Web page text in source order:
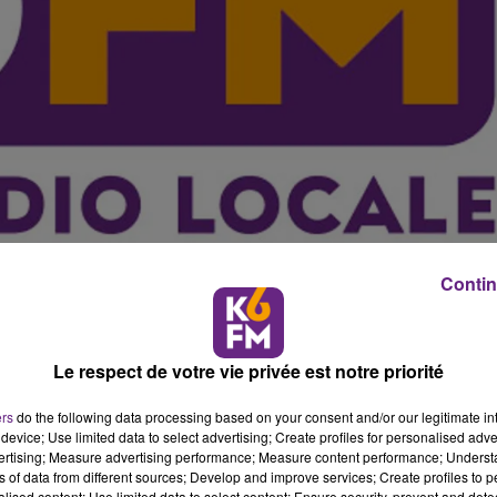
dans toute la Bourgogne. Jusqu'au 31 mai prochain,
l'organisation de nombreuses manifestations.
l'Europe. Un �v�nement organis� par le conseil
Pendant un mois, 120 concerts, animations et
la r�gion. Pas moins de 80 associations,
Le respect de votre vie privée est notre priorité
do the following data processing based on your consent and/or our legitimate
Use limited data to select advertising; Create profiles for personalised
Measure advertising performance; Measure content performance;
of data from different sources; Develop and improve services; Create profiles to